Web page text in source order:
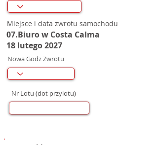
Miejsce i data zwrotu samochodu
07.Biuro w Costa Calma
18 lutego 2027
Nowa Godz Zwrotu
Nr Lotu (dot przylotu)